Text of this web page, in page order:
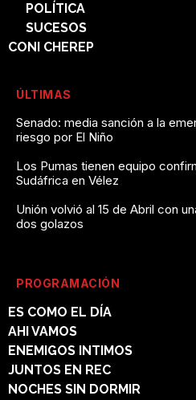
POLÍTICA
SUCESOS
CONI CHEREP
ÚLTIMAS
Senado: media sanción a la
riesgo por El Niño
Los Pumas tienen equipo
Sudáfrica en Vélez
Unión volvió al 15 de Abril con
dos golazos
PROGRAMACIÓN
ES COMO EL DÍA
AHI VAMOS
ENEMIGOS INTIMOS
JUNTOS EN REC
NOCHES SIN DORMIR